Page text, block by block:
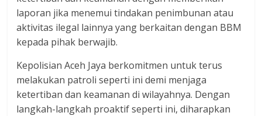
laporan jika menemui tindakan penimbunan atau
aktivitas ilegal lainnya yang berkaitan dengan BBM
kepada pihak berwajib.
Kepolisian Aceh Jaya berkomitmen untuk terus
melakukan patroli seperti ini demi menjaga
ketertiban dan keamanan di wilayahnya. Dengan
langkah-langkah proaktif seperti ini, diharapkan